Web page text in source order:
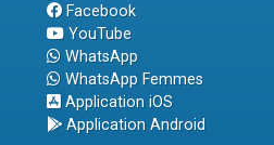
Facebook
YouTube
WhatsApp
WhatsApp Femmes
Application iOS
Application Android